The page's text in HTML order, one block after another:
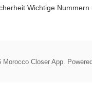
Wichtige Nummern
Closer App.